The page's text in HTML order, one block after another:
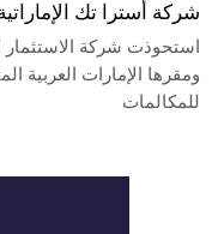
شركة أسترا تك
للمكالمات